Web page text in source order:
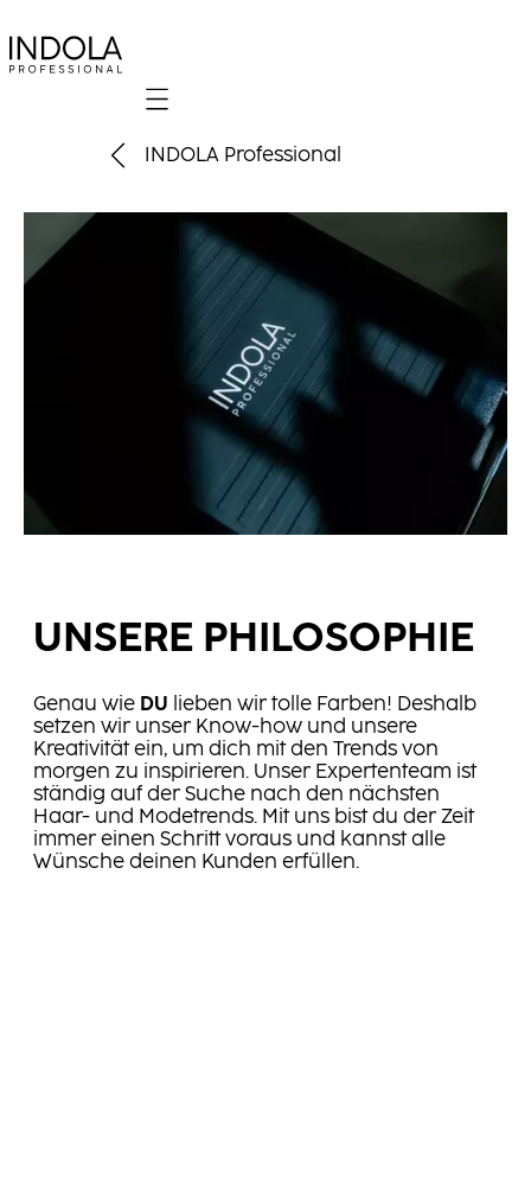
Mobile navigation
INDOLA Professional
UNSERE PHILOSOPHIE
Genau wie DU lieben wir tolle Farben! Deshalb
setzen wir unser Know-how und unsere
Kreativität ein, um dich mit den Trends von
morgen zu inspirieren. Unser Expertenteam ist
ständig auf der Suche nach den nächsten
Haar- und Modetrends. Mit uns bist du der Zeit
immer einen Schritt voraus und kannst alle
Wünsche deinen Kunden erfüllen.